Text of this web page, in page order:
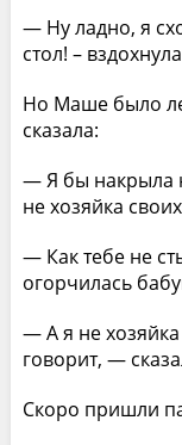
— Ну ладно, я
стол! –
Но Маше было
сказала:
— Я бы накрыла
не хозяйка
— Как тебе не
огорчилась
— А я не хозяйка
говорит, —
Скоро пришли